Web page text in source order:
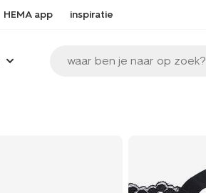
HEMA app inspiratie
waar ben je naar op zoek?